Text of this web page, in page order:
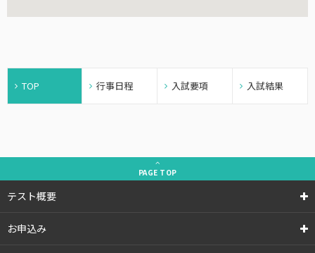
TOP 行事日程 入試要項 入試結果
PAGE TOP
テスト概要
お申込み